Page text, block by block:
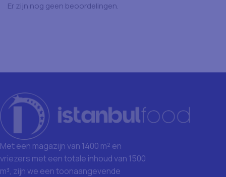
Er zijn nog geen beoordelingen.
Met een magazijn van 1400 m² en
vriezers met een totale inhoud van 1500
m³, zijn we een toonaangevende